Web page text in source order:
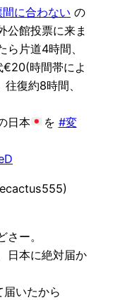
に合わない の
公館投票に来ま
ら片道4時間、
時間帯によ
復約8時間、
日本
を #変
ー。
日本に絶対届か
届いたから